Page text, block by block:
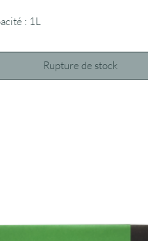
: 1L
Rupture de stock